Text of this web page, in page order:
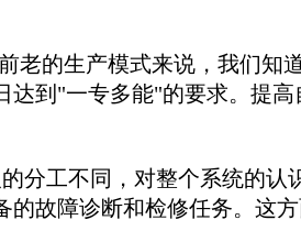
的生产模式来说，我们知
到"一专多能"的要求。提
工不同，对整个系统的认
故障诊断和检修任务。这